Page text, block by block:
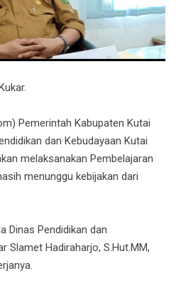
Pemerintah Kabupaten Kutai
dan Kebudayaan Kutai
melaksanakan Pembelajaran
menunggu kebijakan dari
Dinas Pendidikan dan
Slamet Hadiraharjo, S.Hut.MM,